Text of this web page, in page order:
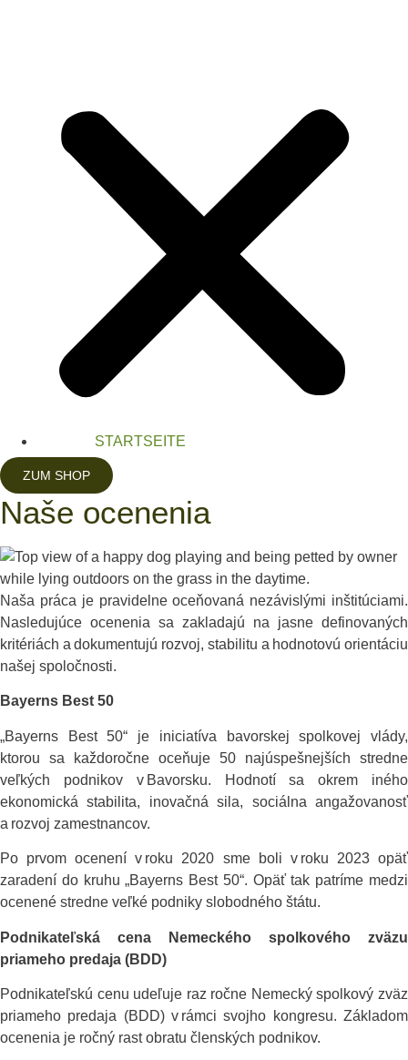
STARTSEITE
ZUM SHOP
Naše ocenenia
Naša práca je pravidelne oceňovaná nezávislými inštitúciami.
Nasledujúce ocenenia sa zakladajú na jasne definovaných
kritériách a dokumentujú rozvoj, stabilitu a hodnotovú orientáciu
našej spoločnosti.
Bayerns Best 50
„Bayerns Best 50“ je iniciatíva bavorskej spolkovej vlády,
ktorou sa každoročne oceňuje 50 najúspešnejších stredne
veľkých podnikov v Bavorsku. Hodnotí sa okrem iného
ekonomická stabilita, inovačná sila, sociálna angažovanosť
a rozvoj zamestnancov.
Po prvom ocenení v roku 2020 sme boli v roku 2023 opäť
zaradení do kruhu „Bayerns Best 50“. Opäť tak patríme medzi
ocenené stredne veľké podniky slobodného štátu.
Podnikateľská cena Nemeckého spolkového zväzu
priameho predaja (BDD)
Podnikateľskú cenu udeľuje raz ročne Nemecký spolkový zväz
priameho predaja (BDD) v rámci svojho kongresu. Základom
ocenenia je ročný rast obratu členských podnikov.